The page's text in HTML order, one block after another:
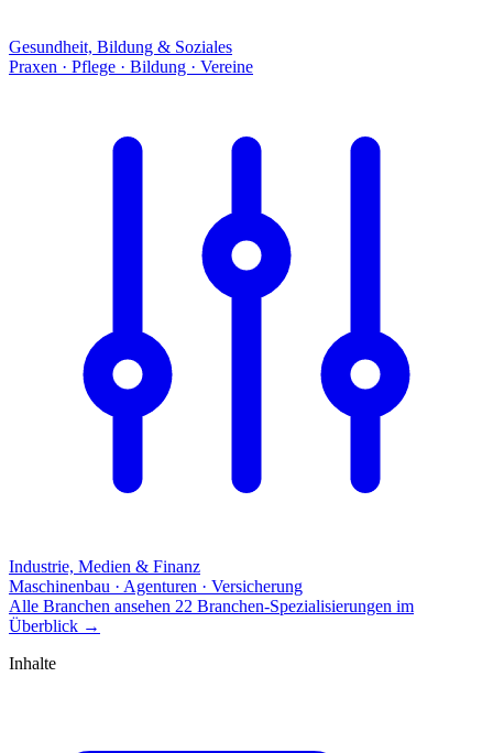
Gesundheit, Bildung & Soziales
Praxen · Pflege · Bildung · Vereine
Industrie, Medien & Finanz
Maschinenbau · Agenturen · Versicherung
Alle Branchen ansehen 22 Branchen-Spezialisierungen im
Überblick →
Inhalte